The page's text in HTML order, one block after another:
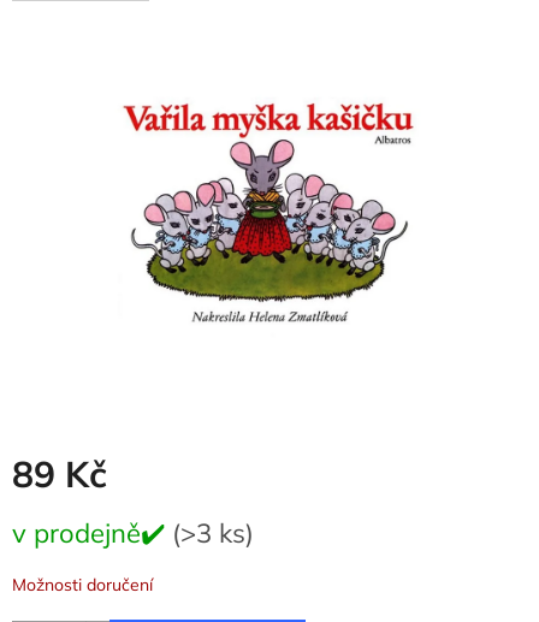
z
5
hvězdiček.
89 Kč
cena:
v prodejně✔️ (>3 ks)
Možnosti doručení